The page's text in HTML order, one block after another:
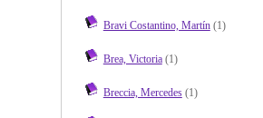
Bravi Costantino, Martín(1)
Brea, Victoria(1)
Breccia, Mercedes(1)